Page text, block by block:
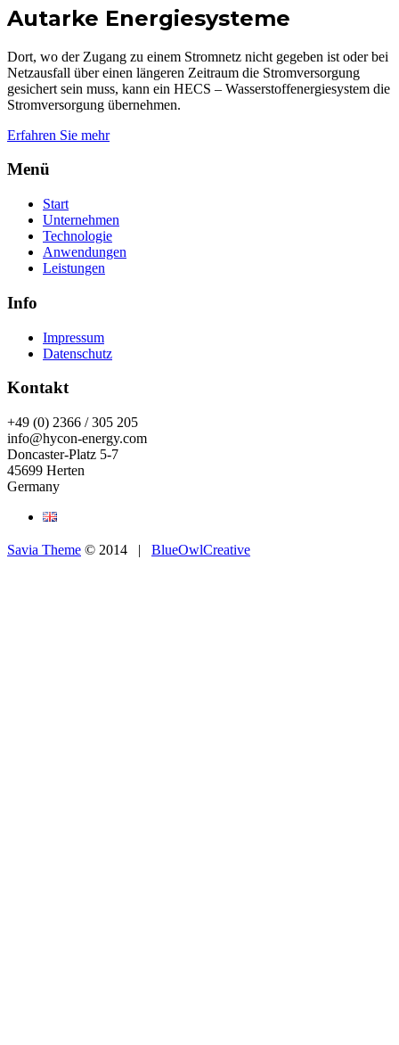
Autarke Energiesysteme
Dort, wo der Zugang zu einem Stromnetz nicht gegeben ist oder bei
Netzausfall über einen längeren Zeitraum die Stromversorgung
gesichert sein muss, kann ein HECS – Wasserstoffenergiesystem die
Stromversorgung übernehmen.
Erfahren Sie mehr
Menü
Start
Unternehmen
Technologie
Anwendungen
Leistungen
Info
Impressum
Datenschutz
Kontakt
+49 (0) 2366 / 305 205
info@hycon-energy.com
Doncaster-Platz 5-7
45699 Herten
Germany
Savia Theme © 2014 | BlueOwlCreative